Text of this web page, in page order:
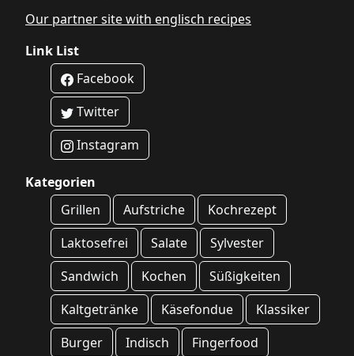
Our partner site with englisch recipes
Link List
Facebook
Twitter
Instagram
Kategorien
Grillen
Aufstriche
Kochrezept
Laktosefrei
Salate
Sylvester
Sandwich
Kochen
Süßigkeiten
Kaltgetränke
Käsefondue
Klassiker
Burger
Indisch
Fingerfood